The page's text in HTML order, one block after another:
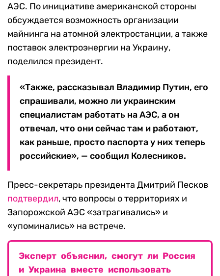
АЭС. По инициативе американской стороны
обсуждается возможность организации
майнинга на атомной электростанции, а также
поставок электроэнергии на Украину,
поделился президент.
«Также, рассказывал Владимир Путин, его
спрашивали, можно ли украинским
специалистам работать на АЭС, а он
отвечал, что они сейчас там и работают,
как раньше, просто паспорта у них теперь
российские», — сообщил Колесников.
Пресс-секретарь президента Дмитрий Песков
подтвердил, что вопросы о территориях и
Запорожской АЭС «затрагивались» и
«упоминались» на встрече.
Эксперт объяснил, смогут ли Россия
и Украина вместе использовать